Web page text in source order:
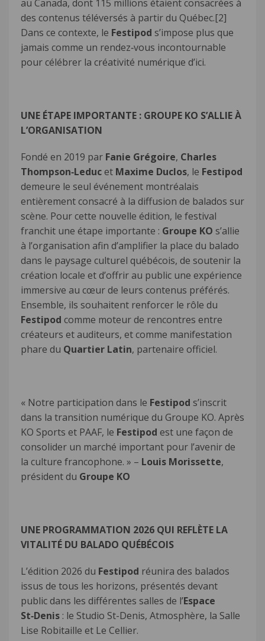
au Canada, dont 115 millions étaient consacrées à
des contenus téléversés à partir du Québec.[2]
Dans ce contexte, le Festipod s’impose plus que
jamais comme un rendez‑vous incontournable
pour célébrer la créativité numérique d’ici.
UNE ÉTAPE IMPORTANTE : GROUPE KO S’ALLIE À
L’ORGANISATION
Fondé en 2019 par Fanie Grégoire, Charles
Thompson‑Leducet Maxime Duclos, le Festipod
demeure le seul événement montréalais
entièrement consacré à la diffusion de balados sur
scène. Pour cette nouvelle édition, le festival
franchit une étape importante : Groupe KO s’allie
à l’organisation afin d’amplifier la place du balado
dans le paysage culturel québécois, de soutenir la
création locale et d’offrir au public une expérience
immersive au cœur de leurs contenus préférés.
Ensemble, ils souhaitent renforcer le rôle du
Festipod comme moteur de rencontres entre
créateurs et auditeurs, et comme manifestation
phare du Quartier Latin, partenaire officiel.
« Notre participation dans le Festipod s’inscrit
dans la transition numérique du Groupe KO. Après
KO Sports et PAAF, le Festipod est une façon de
consolider un marché important pour l’avenir de
la culture francophone. » – Louis Morissette,
président du Groupe KO
UNE PROGRAMMATION 2026 QUI REFLÈTE LA
VITALITÉ DU BALADO QUÉBÉCOIS
L’édition 2026 du Festipod réunira des balados
issus de tous les horizons, présentés devant
public dans les différentes salles de l’Espace
St‑Denis : le Studio St-Denis, Atmosphère, la Salle
Lise Robitaille et Le Cellier.